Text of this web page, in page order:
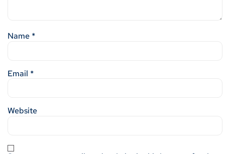
Name *
Email *
Website